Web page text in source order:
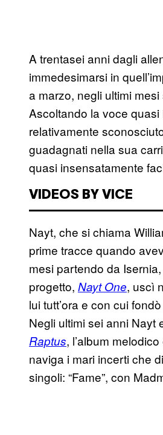
A trentasei anni dagli
immedesimarsi in
a marzo, negli ultimi
Ascoltando la voce
relativamente
guadagnati nella sua
quasi insensatamente
VIDEOS BY VICE
Nayt, che si chiama
prime tracce quando
mesi partendo da
progetto, Nayt One, uscì
lui tutt’ora e con cui
Negli ultimi sei anni Nayt
Raptus, l’album
naviga i mari incerti che
singoli: “Fame”, con